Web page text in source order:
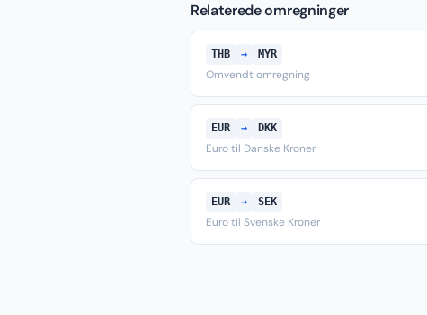
Relaterede omregninger
THB → MYR
Omvendt omregning
EUR → DKK
Euro til Danske Kroner
EUR → SEK
Euro til Svenske Kroner